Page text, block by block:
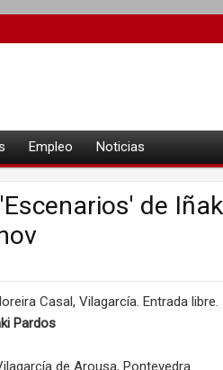
Empleo Noticias
de
Casal, Vilagarcía. Entrada libre.
Pardos
de Arousa, Pontevedra